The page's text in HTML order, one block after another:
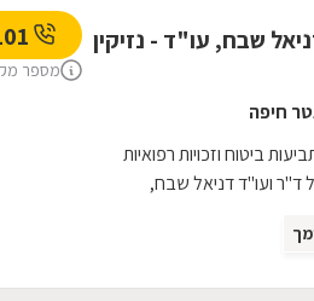
שבח, עו"ד - נזיקין
ביטוח וזכויות רפואיות
ד"ר ועו"ד דניאל שבח,
מספר